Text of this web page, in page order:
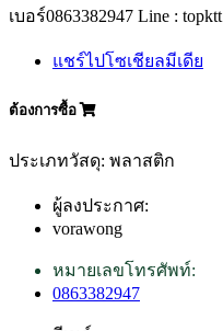
เบอร์0863382947 Line : topktt
แชร์ไปโซเชียลมีเดีย
ต้องการซื้อ
ประเภทวัสดุ: พลาสติก
ผู้ลงประกาศ:
vorawong
หมายเลขโทรศัพท์:
0863382947